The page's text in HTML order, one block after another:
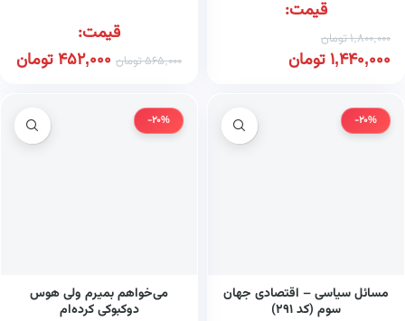
قیمت:
1,800,000تومان
1,440,000تومان
قیمت:
565,000تومان 452,000تومان
-20%
مسائل سیاسی – اقتصادی جهان
سوم (کد ۲۹۱)
-20%
می‌خواهم بمیرم ولی هوس
دوکبوکی کرده‌ام